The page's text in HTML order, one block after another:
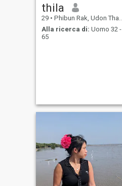
thila
29 • Phibun Rak, Udon Thani, Thailandia
Alla ricerca di: Uomo 32 -
65